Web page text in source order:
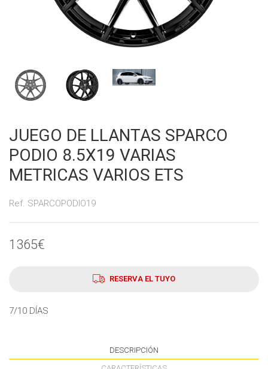
JUEGO DE LLANTAS SPARCO
PODIO 8.5X19 VARIAS
METRICAS VARIOS ETS
Ref. SPARCOPODIO19
1365€
RESERVA EL TUYO
7/10 DÍAS
DESCRIPCIÓN